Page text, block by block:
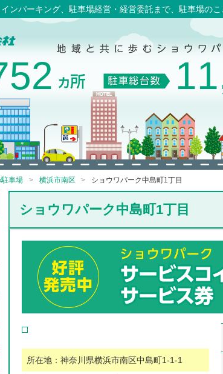
ンパーキング、駐車場経営・経営委託まで、駐車場の
車場 横浜市南区 ショウワパーク中島町1丁目
ショウワパーク中島町1丁目
所在地：神奈川県横浜市南区中島町1-1-1